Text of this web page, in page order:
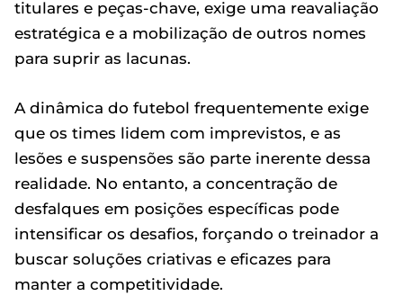
titulares e peças-chave, exige uma reavaliação
estratégica e a mobilização de outros nomes
para suprir as lacunas.
A dinâmica do futebol frequentemente exige
que os times lidem com imprevistos, e as
lesões e suspensões são parte inerente dessa
realidade. No entanto, a concentração de
desfalques em posições específicas pode
intensificar os desafios, forçando o treinador a
buscar soluções criativas e eficazes para
manter a competitividade.